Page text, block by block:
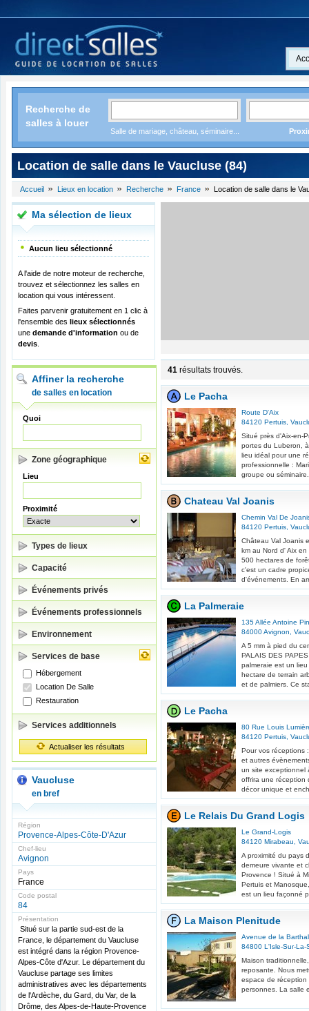
Recherche de
salles à louer
Salle de mariage, château, séminaire...
Location de salle dans le Vaucluse (84)
Accueil Lieux en location Recherche France Location de salle dans le
Ma sélection de lieux
Aucun lieu sélectionné
A l'aide de notre moteur de recherche,
trouvez et sélectionnez les salles en
location qui vous intéressent.
Faites parvenir gratuitement en 1 clic à
l'ensemble des lieux sélectionnés
une demande d'information ou de
devis
Affiner la recherche
de salles en location
Quoi
Zone géographique
Lieu
Proximité
Types de lieux
Capacité
Événements privés
Événements professionnels
Environnement
Services de base
Hébergement
Location De Salle
Restauration
Services additionnels
Actualiser les résultats
Vaucluse
en bref
Région
Provence-Alpes-Côte-D'Azur
Chef-lieu
Avignon
Pays
France
Code postal
84
Présentation
Situé sur la partie sud-est de la
France, le département du Vaucluse
est intégré dans la région Provence-
Alpes-Côte d'Azur. Le département du
Vaucluse partage ses limites
administratives avec les départements
de l'Ardèche, du Gard, du Var, de la
Drôme, des Alpes-de-Haute-Provence
41 résultats trouvés.
Le Pacha
Route D'Aix
84120 Pertuis
Situé près d'Aix-en-
portes du Luberon,
lieu idéal pour une
professionnelle :
groupe ou
Chateau Val Joanis
Chemin Val De
84120 Pertuis
Château Val Joanis
km au Nord d' Aix
500 hectares de
c'est un cadre
d'événements. En
La Palmeraie
135 Allée Antoine
84000Avignon
A 5 mm à pied du
PALAIS DES
palmeraie est un
hectare de terrain
et de palmiers. Ce
Le Pacha
80 Rue Louis
84120 Pertuis
Pour vos réceptions
et autres
un site exceptionnel
offrira une réception
décor unique et
Le Relais Du Grand Logis
Le Grand-Logis
84120 Mirabeau
A proximité du pays
demeure vivante et
Provence ! Situé à
Pertuis et
est un lieu façonné
La Maison Plenitude
Avenue de la
84800 L'Isle-Sur-La-
Maison
reposante. Nous
espace de
personnes. La salle